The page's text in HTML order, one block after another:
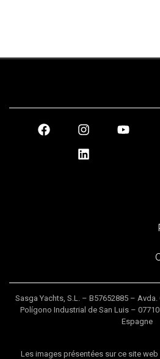
Sasga Yachts, S.L. – B57652885 –
Polígono Industrial de San Luis –
Espagne
Les images présentées sur ce site